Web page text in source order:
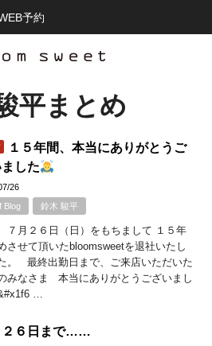
予約
平まとめ
１５年間、本当にありがとうご
した
26
Blog
鈴木 駿平
７月２６日（日）をもちまして １５年
させて頂いたbloomsweetを退社いたし
。 最終出勤日まで、ご来店いただいた
みなさま 本当にありがとうございまし
…
２６日まで……